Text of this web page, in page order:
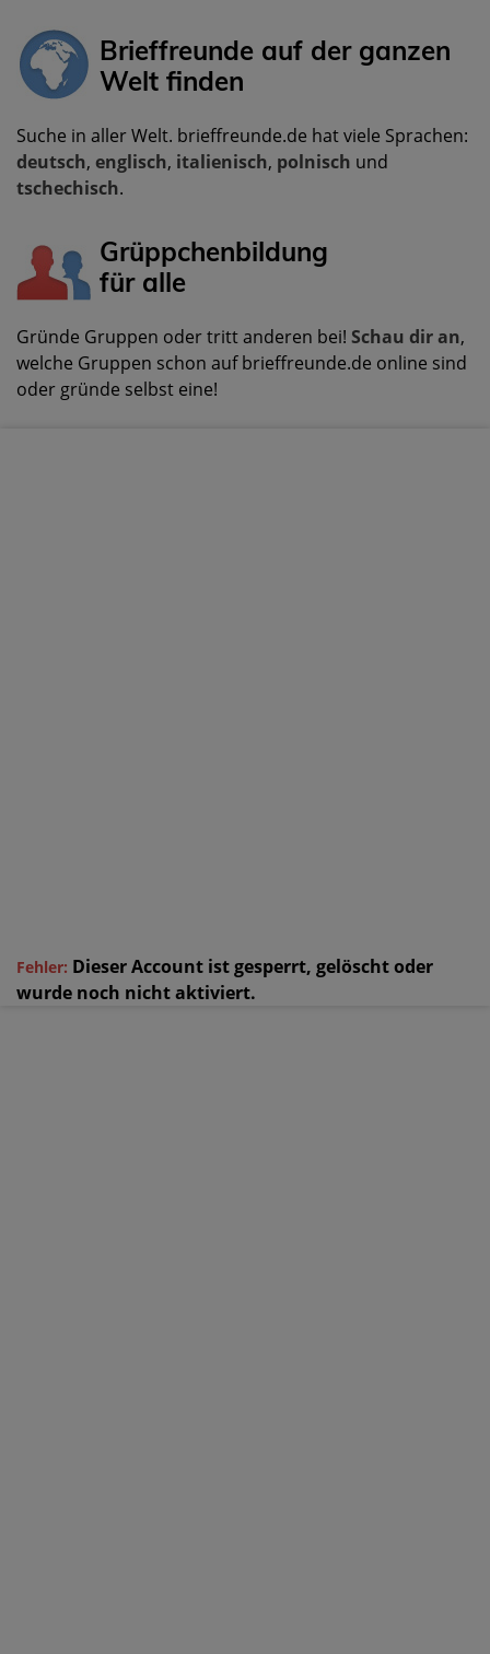
Brieffreunde auf der ganzen
Welt finden
Suche in aller Welt. brieffreunde.de hat viele Sprachen:
deutsch, englisch, italienisch, polnisch und
tschechisch.
Grüppchenbildung
für alle
Gründe Gruppen oder tritt anderen bei! Schau dir an,
welche Gruppen schon auf brieffreunde.de online sind
oder gründe selbst eine!
Fehler: Dieser Account ist gesperrt, gelöscht oder
wurde noch nicht aktiviert.